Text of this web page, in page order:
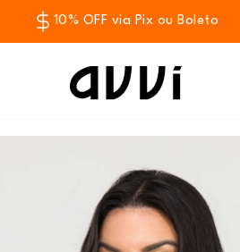
10% OFF via Pix ou Boleto